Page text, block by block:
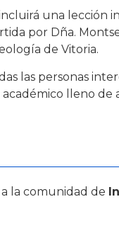
una lección
por Dña.
de Vitoria.
las personas
lleno de
la comunidad de